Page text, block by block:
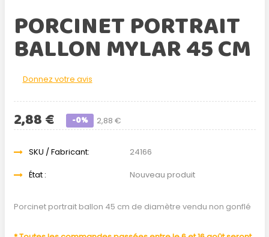
PORCINET PORTRAIT
BALLON MYLAR 45 CM
Donnez votre avis
2,88 €
2,88 € -0%
SKU / Fabricant:
24166
État :
Nouveau produit
Porcinet portrait ballon 45 cm de diamètre vendu non gonflé